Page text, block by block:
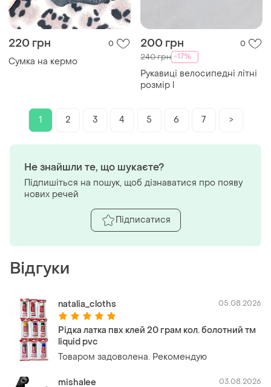
220 грн 0
Сумка на кермо
200 грн 0
240 грн -17%
Рукавиці велосипедні літні
розмір l
1 2 3 4 5 6 7 >
Відгуки
natalia_cloths 05.08.2026
Рідка латка пвх клей 20 грам кол. болотний тм
liquid pvc
Товаром задоволена. Рекомендую
mishalee 03.08.2026
Не знайшли те, що шукаєте?
Підпишіться на пошук, щоб дізнаватися про появу
нових речей
Підписатися